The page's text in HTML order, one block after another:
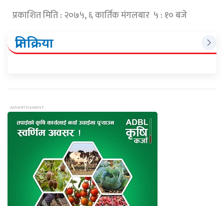
प्रकाशित मिति : २०७५, ६ कार्तिक मंगलबार ५ : १० बजे
प्रतिक्रिया